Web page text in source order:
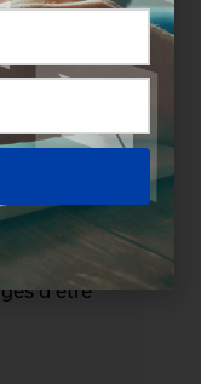
d'être